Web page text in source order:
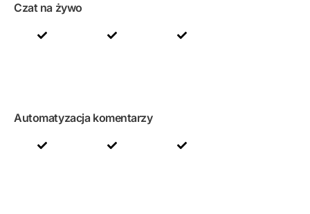
Czat na żywo
Automatyzacja komentarzy